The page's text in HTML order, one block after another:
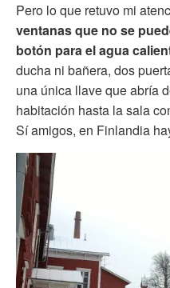
Pero lo que retuvo mi
ventanas que no se
botón para el agua
ducha ni bañera, dos
una única llave que abría
habitación hasta la sala
Sí amigos, en Finlandia